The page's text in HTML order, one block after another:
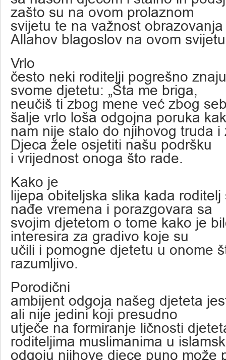
zašto su na ovom prolaznom
svijetu te na važnost
Allahov blagoslov na ovom
Vrlo
često neki roditelji pogrešno
svome djetetu: „Šta me briga,
neučiš ti zbog mene već zbog
šalje vrlo loša odgojna poruka
nam nije stalo do njihovog truda i
Djeca žele osjetiti našu podršku
i vrijednost onoga što rade.
Kako je
lijepa obiteljska slika kada roditelj
nađe vremena i porazgovara sa
svojim djetetom o tome kako je
interesira za gradivo koje su
učili i pomogne djetetu u onome
razumljivo.
Porodični
ambijent odgoja našeg djeteta
ali nije jedini koji presudno
utječe na formiranje ličnosti
roditeljima muslimanima u
odgoju njihove djece puno može